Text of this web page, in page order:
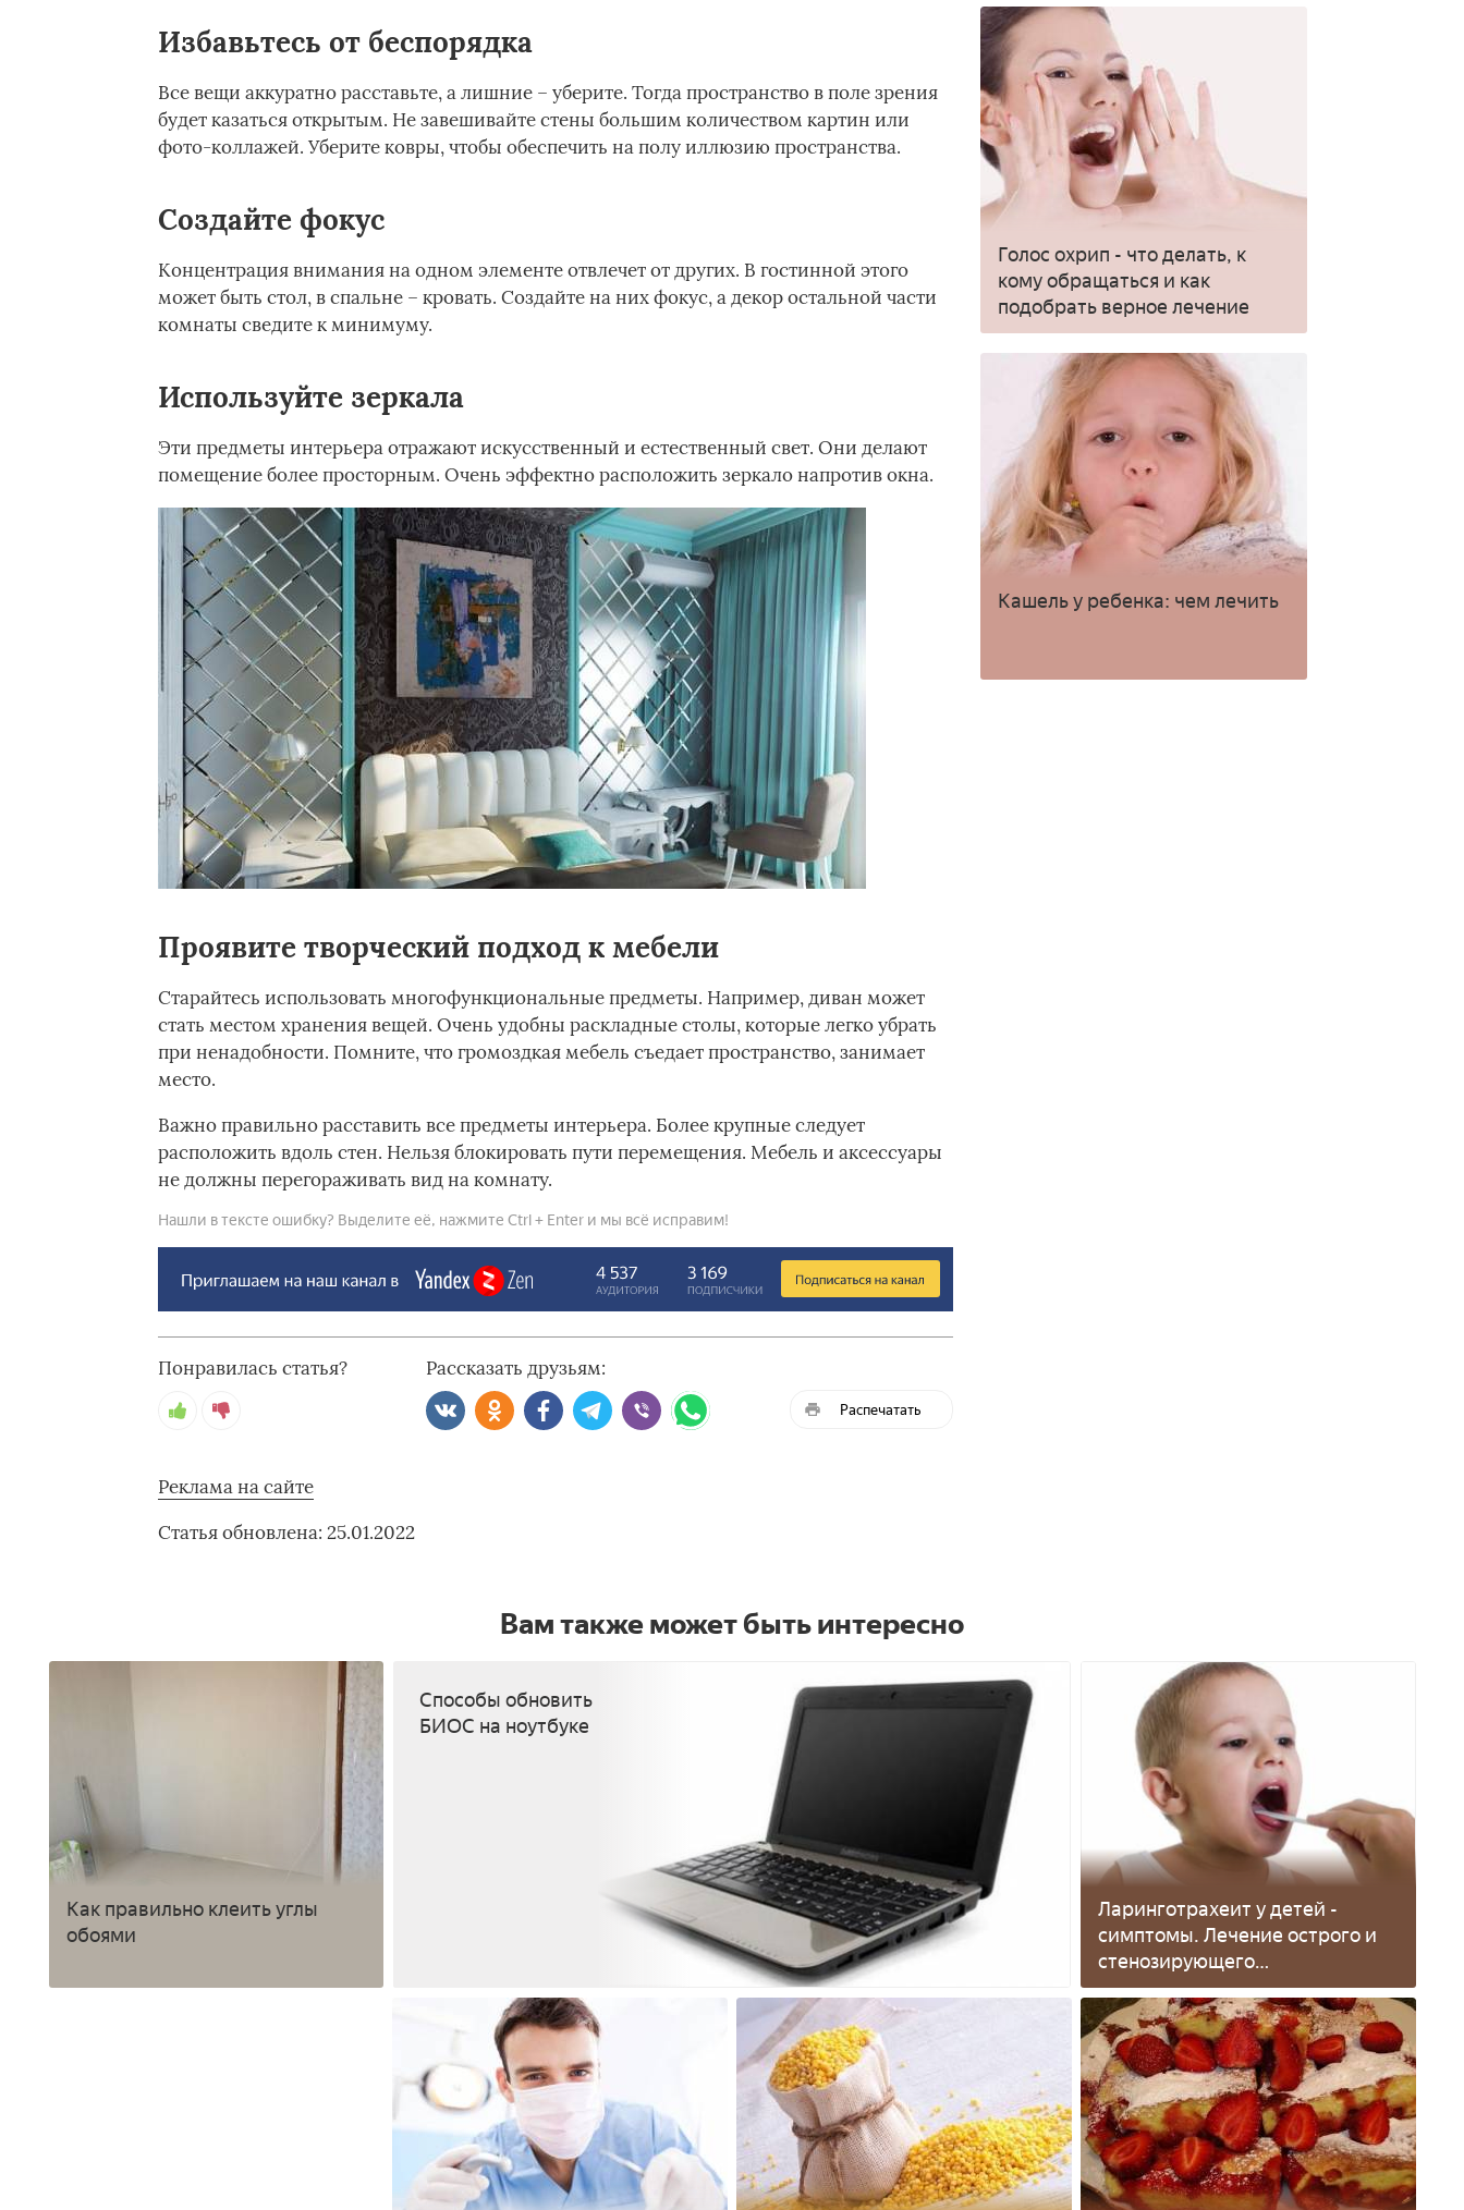
Избавьтесь от беспорядка
Все вещи аккуратно расставьте, а лишние – уберите. Тогда пространство в поле зрения
будет казаться открытым. Не завешивайте стены большим количеством картин или
фото-коллажей. Уберите ковры, чтобы обеспечить на полу иллюзию пространства.
Создайте фокус
Концентрация внимания на одном элементе отвлечет от других. В гостинной этого
может быть стол, в спальне – кровать. Создайте на них фокус, а декор остальной части
комнаты сведите к минимуму.
Используйте зеркала
Эти предметы интерьера отражают искусственный и естественный свет. Они делают
помещение более просторным. Очень эффектно расположить зеркало напротив окна.
Проявите творческий подход к мебели
Старайтесь использовать многофункциональные предметы. Например, диван может
стать местом хранения вещей. Очень удобны раскладные столы, которые легко убрать
при ненадобности. Помните, что громоздкая мебель съедает пространство, занимает
место.
Важно правильно расставить все предметы интерьера. Более крупные следует
расположить вдоль стен. Нельзя блокировать пути перемещения. Мебель и аксессуары
не должны перегораживать вид на комнату.
Нашли в тексте ошибку? Выделите её, нажмите Ctrl + Enter и мы всё исправим!
Понравилась статья? Рассказать друзьям:
Распечатать
Реклама на сайте
Статья обновлена: 25.01.2022
Голос охрип - что делать, к
кому обращаться и как
подобрать верное лечение
Кашель у ребенка: чем лечить
Вам также может быть интересно
Как правильно клеить углы
обоями
Способы обновить
БИОС на ноутбуке
Ларинготрахеит у детей -
симптомы. Лечение острого и
стенозирующего
ларинготрахеита в домашних
условиях